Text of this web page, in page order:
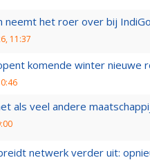
neemt het roer over bij
11:37
komende winter nieuwe
als veel andere
netwerk verder uit: